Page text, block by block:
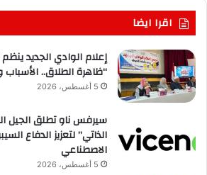
اقرا ايضا
إعلام الوادي الجديد
“ظاهرة الطلاق..
5 أغسطس، 2026
سيرفس ناو تطلق الجيل
الذاتي” لتعزيز الدفاع
الاصطناعي
5 أغسطس، 2026